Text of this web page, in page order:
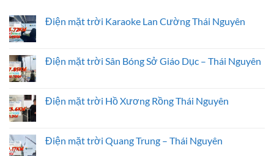
Điện mặt trời Karaoke Lan Cường Thái Nguyên
luận
ở
Karaoke
Lan
Điện mặt trời Sân Bóng Sở Giáo Dục – Thái Nguyên
luận
ở
Sân
Bóng
Điện mặt trời Hồ Xương Rồng Thái Nguyên
luận
ở
Điện mặt trời Quang Trung – Thái Nguyên